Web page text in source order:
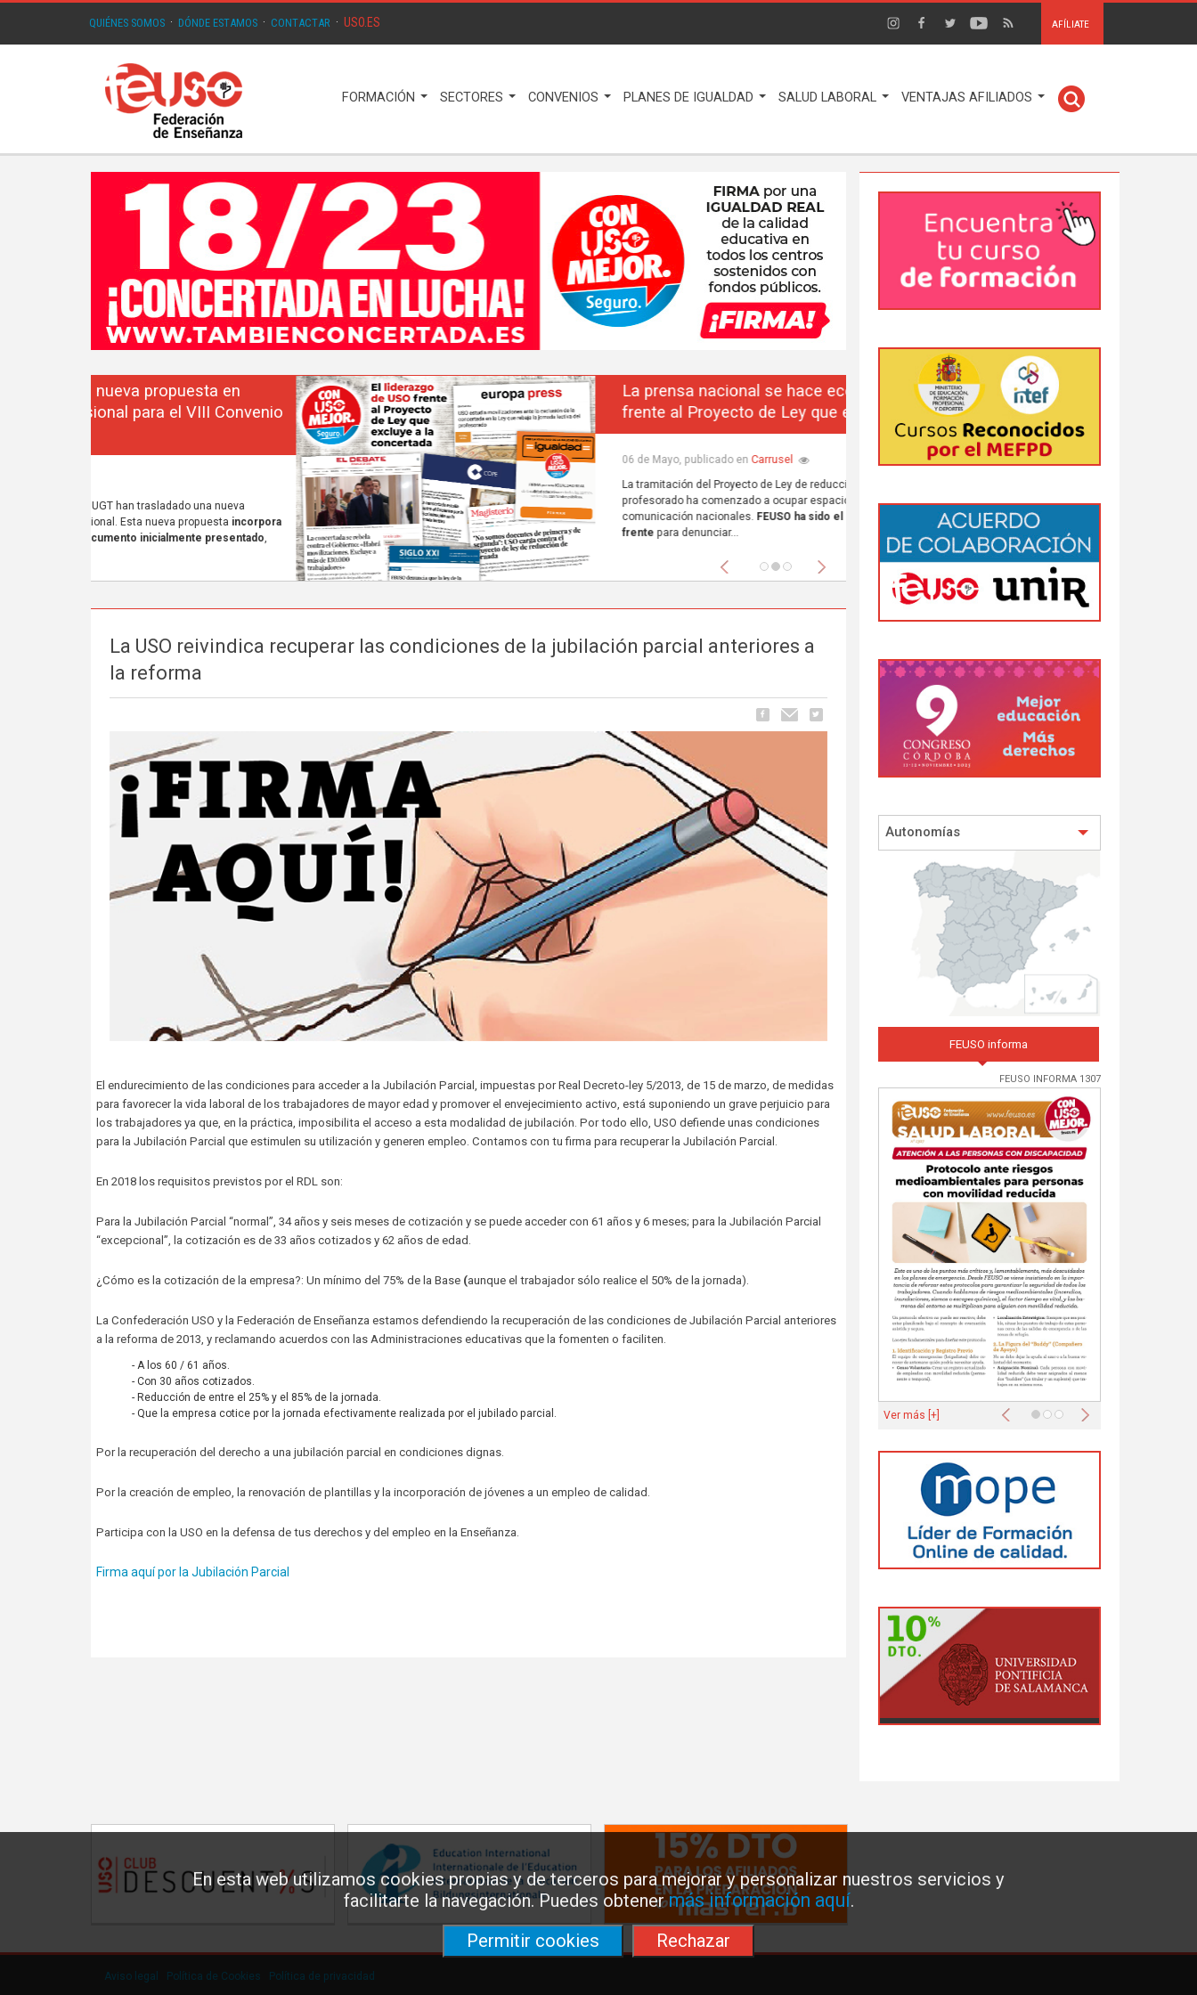
En esta web utilizamos cookies propias y de terceros para mejorar y personalizar nuestros servicios y
facilitarte la navegación. Puedes obtenermás información aquí.
Permitir cookies
Rechazar
QUIÉNES SOMOS · DÓNDE ESTAMOS · CONTACTAR · USO.ES AFÍLIATE
FORMACIÓN SECTORES CONVENIOS PLANES DE IGUALDAD SALUD LABORAL VENTAJAS AFILIADOS
La prensa nacional se hace eco del liderazgo de FEUSO
frente al Proyecto de Ley que excluye a la concertada
06 de Mayo, publicado enCarrusel
La tramitación del Proyecto de Ley de reducción de la jornada lectiva del
profesorado ha comenzado a ocupar espacio en los principales medios de
comunicación nacionales.FEUSO ha sido el primer sindicato en dar un paso al
frentepara denunciar...
Anterior Siguiente
La USO reivindica recuperar las condiciones de la jubilación parcial anteriores a
la reforma
El endurecimiento de las condiciones para acceder a la Jubilación Parcial, impuestas por Real Decreto-ley 5/2013, de 15 de marzo, de medidas
para favorecer la vida laboral de los trabajadores de mayor edad y promover el envejecimiento activo, está suponiendo un grave perjuicio para
los trabajadores ya que, en la práctica, imposibilita el acceso a esta modalidad de jubilación. Por todo ello, USO defiende unas condiciones
para la Jubilación Parcial que estimulen su utilización y generen empleo. Contamos con tu firma para recuperar la Jubilación Parcial.
En 2018 los requisitos previstos por el RDL son:
Para la Jubilación Parcial “normal”, 34 años y seis meses de cotización y se puede acceder con 61 años y 6 meses; para la Jubilación Parcial
“excepcional”, la cotización es de 33 años cotizados y 62 años de edad.
¿Cómo es la cotización de la empresa?: Un mínimo del 75% de la Base (aunque el trabajador sólo realice el 50% de la jornada).
La Confederación USO y la Federación de Enseñanza estamos defendiendo la recuperación de las condiciones de Jubilación Parcial anteriores
a la reforma de 2013, y reclamando acuerdos con las Administraciones educativas que la fomenten o faciliten.
- A los 60 / 61 años.
- Con 30 años cotizados.
- Reducción de entre el 25% y el 85% de la jornada.
- Que la empresa cotice por la jornada efectivamente realizada por el jubilado parcial.
Por la recuperación del derecho a una jubilación parcial en condiciones dignas.
Por la creación de empleo, la renovación de plantillas y la incorporación de jóvenes a un empleo de calidad.
Participa con la USO en la defensa de tus derechos y del empleo en la Enseñanza.
Firma aquí por la Jubilación Parcial
Autonomías
FEUSO informa
FEUSO INFORMA 1307
Anterior Siguiente
Ver más [+]
Aviso legal Política de Cookies Política de privacidad